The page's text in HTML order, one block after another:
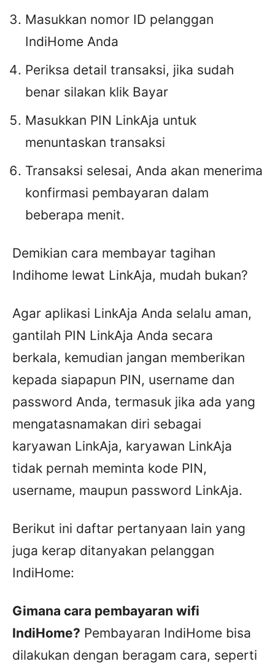
Masukkan nomor ID pelanggan
IndiHome Anda
Periksa detail transaksi, jika sudah
benar silakan klik Bayar
Masukkan PIN LinkAja untuk
menuntaskan transaksi
Transaksi selesai, Anda akan menerima
konfirmasi pembayaran dalam
beberapa menit.
Demikian cara membayar tagihan
Indihome lewat LinkAja, mudah bukan?
Agar aplikasi LinkAja Anda selalu aman,
gantilah PIN LinkAja Anda secara
berkala, kemudian jangan memberikan
kepada siapapun PIN, username dan
password Anda, termasuk jika ada yang
mengatasnamakan diri sebagai
karyawan LinkAja, karyawan LinkAja
tidak pernah meminta kode PIN,
username, maupun password LinkAja.
Berikut ini daftar pertanyaan lain yang
juga kerap ditanyakan pelanggan
IndiHome:
Gimana cara pembayaran wifi
IndiHome? Pembayaran IndiHome bisa
dilakukan dengan beragam cara, seperti